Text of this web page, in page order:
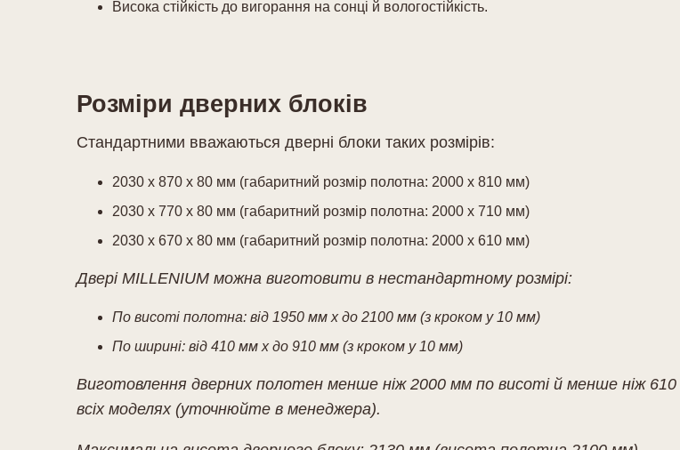
Висока стійкість до вигорання на сонці й вологостійкість.
Розміри дверних блоків
Стандартними вважаються дверні блоки таких розмірів:
2030 х 870 х 80 мм (габаритний розмір полотна: 2000 х 810 мм)
2030 х 770 х 80 мм (габаритний розмір полотна: 2000 х 710 мм)
2030 х 670 х 80 мм (габаритний розмір полотна: 2000 х 610 мм)
Двері MILLENIUM можна виготовити в нестандартному розмірі:
По висоті полотна: від 1950 мм х до 2100 мм (з кроком у 10 мм)
По ширині: від 410 мм х до 910 мм (з кроком у 10 мм)
Виготовлення дверних полотен менше ніж 2000 мм по висоті й менше ніж
всіх моделях (уточнюйте в менеджера).